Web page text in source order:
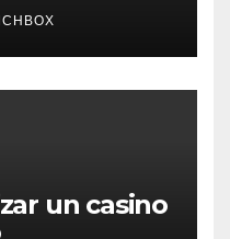
un casino